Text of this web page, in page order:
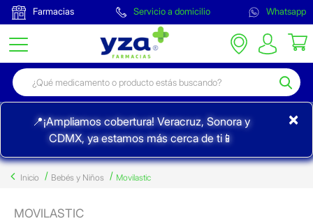
Farmacias Servicio a domicilio Whatsapp
📍¡Ampliamos cobertura! Veracruz, Sonora y
CDMX, ya estamos más cerca de ti📱
×
Inicio Bebés y Niños Movilastic
MOVILASTIC